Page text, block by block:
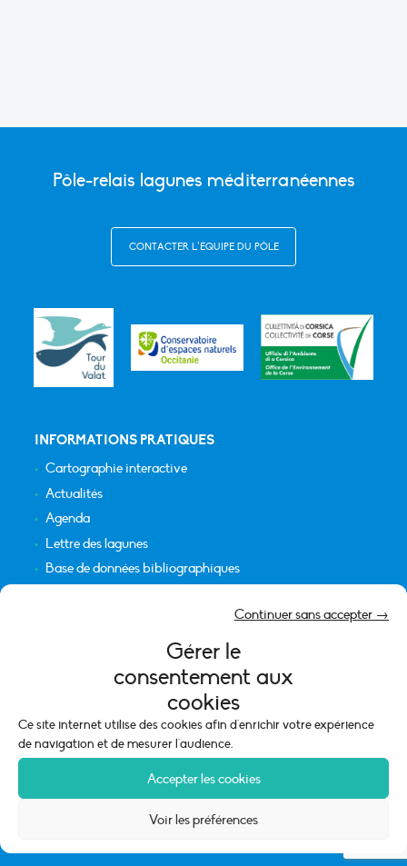
Gérer le
consentement aux
cookies
Ce site internet utilise des cookies afin d'enrichir votre expérience
de navigation et de mesurer l'audience.
Accepter les cookies
Continuer sans accepter →
Voir les préférences
Pôle-relais lagunes méditerranéennes
CONTACTER L’ÉQUIPE DU PÔLE
INFORMATIONS PRATIQUES
Cartographie interactive
Actualités
Agenda
Lettre des lagunes
Base de données bibliographiques
Mentions légales
Politique de cookies (UE)